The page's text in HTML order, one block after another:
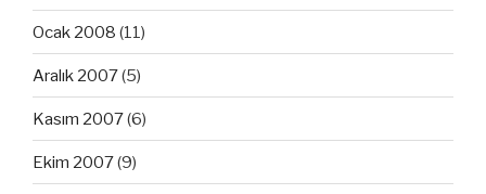
Ocak 2008 (11)
Aralık 2007(5)
Kasım 2007(6)
Ekim 2007(9)